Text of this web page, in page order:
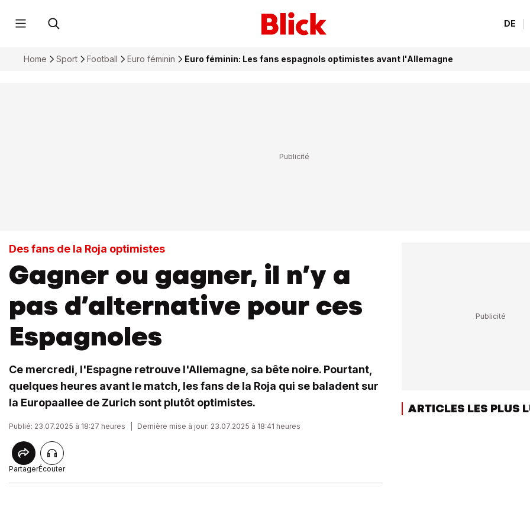
DE
Home Sport Football Euro féminin Euro féminin: Les fans espagnols optimistes avant l'Allemagne
Des fans de la Roja optimistes
Gagner ou gagner, il n’y a
pas d’alternative pour ces
Espagnoles
Ce mercredi, l'Espagne retrouve l'Allemagne, sa bête noire. Pourtant,
quelques heures avant le match, les fans de la Roja qui se baladent sur
la Europaallee de Zurich sont plutôt optimistes.
Publié: 23.07.2025 à 18:27 heures Dernière mise à jour: 23.07.2025 à 18:41 heures
PartagerÉcouter
ARTICLES LES PLUS